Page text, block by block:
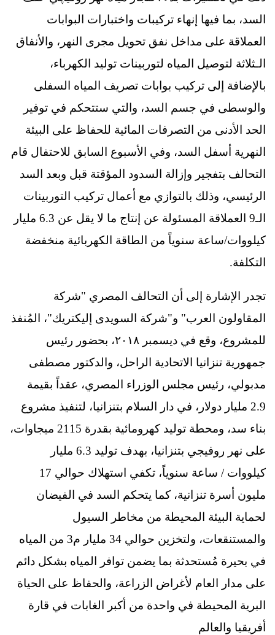
السد، بما فيها إنهاء تركيبات واختبارات البوابات
العملاقة على مداخل نفق تحويل مجرى النهر، والأنفاق
الـثلاثة لتوصيل المياه لتوربينات توليد الكهرباء،
بالإضافة إلى تركيب بوابات تصريف المياه السفلى
والوسطى في جسم السد، والتي ستتحكم في توفير
الحد الأدنى من التصرفات المائية للحفاظ على البيئة
النهرية أسفل السد، وفي الأسبوع السابق للاحتفال قام
التحالف بتفجير وإزالة السدود المؤقتة قبل وبعد السد
الرئيسي، وذلك بالتوازي مع أعمال تركيب التوربينات
الـ9 العملاقة المسئولة عن إنتاج ما لا يقل عن 6.3 مليار
كيلووات/ساعة سنوياً من الطاقة الكهربائية منخفضة
التكلفة.
تجدر الإشارة إلى أن التحالف المصري "شركة
المقاولون العرب" و"شركة السويدى إليكتريك"، المُنفذ
للمشروع، وقع في ديسمبر ٢٠١٨، بحضور رئيس
جمهورية تنزانيا الاتحادية الراحل، والدكتور مصطفى
مدبولي، رئيس مجلس الوزراء المصري، عقداً بقيمة
2.9 مليار دولار، في دار السلام بتنزانيا، لتنفيذ مشروع
بناء سد، ومحطة توليد كهرومائية بقدرة 2115 ميجاوات،
على نهر روفيجي بتنزانيا، بهدف توليد 6.3 مليار
كيلووات / ساعة سنوياً، تكفي استهلاك حوالي 17
مليون أسرة تنزانية، كما يتحكم السد في الفيضان
لحماية البيئة المحيطة من مخاطر السيول
والمستنقعات، ولتخزين حوالي 34 مليار م3 من المياه
في بحيرة مُستحدثة بما يضمن توافر المياه بشكل دائم
على مدار العام لأغراض الزراعة، والحفاظ على الحياة
البرية المحيطة في واحدة من أكبر الغابات في قارة
أفريقيا والعالم